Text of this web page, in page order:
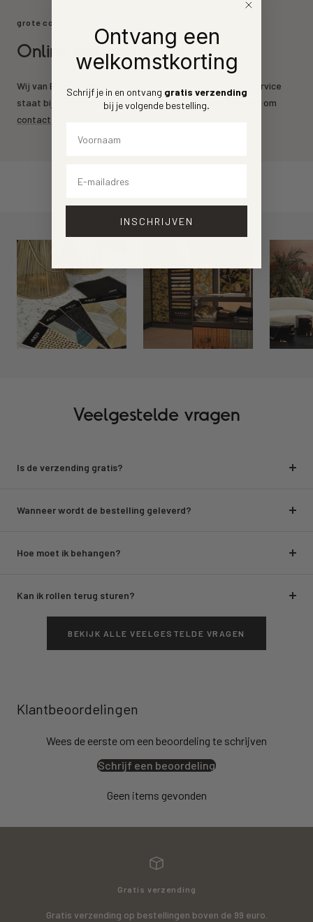
grote collectie
Online behang kopen
Wij van Behang.nl leveren de mooiste behang merken. Service
staat bij ons voorrop. Heeft u een vraag? Aarzel dan niet om
contact
Veelgestelde vragen
Is de verzending gratis?
Wanneer wordt de bestelling geleverd?
Hoe moet ik behangen?
Kan ik rollen terug sturen?
BEKIJK ALLE VEELGESTELDE VRAGEN
Klantbeoordelingen
Wees de eerste om een beoordeling te schrijven
Schrijf een beoordeling
Geen items gevonden
Gratis verzending
Gratis verzending op bestellingen boven de 99 euro.
Ontvang een
welkomstkorting
Schrijf je in en ontvang gratis verzending
bij je volgende bestelling.
INSCHRIJVEN